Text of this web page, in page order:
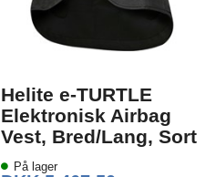
Helite e-TURTLE
Elektronisk Airbag
Vest, Bred/Lang, Sort
På lager